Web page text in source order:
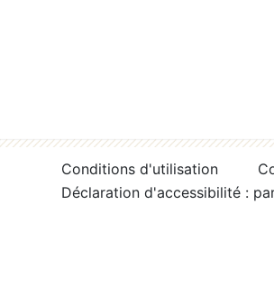
Conditions d'utilisation
Déclaration d'accessibilité :